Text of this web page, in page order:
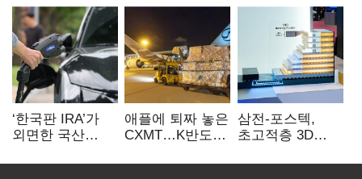
‘한국판 IRA’가
외면한 국산
실효성에 ‘의문’
애플에 퇴짜 놓은
CXMT…K반도체
삼전-포스텍,
초고적층 3D
성능·전력효율